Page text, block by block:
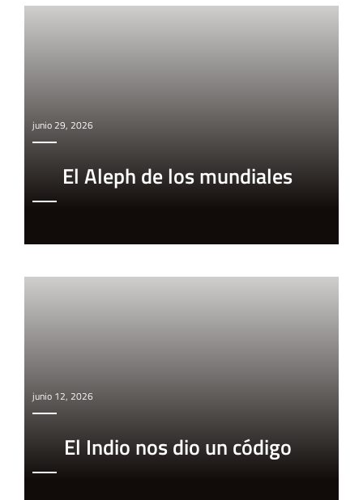
junio 29, 2026
El Aleph de los mundiales
junio 12, 2026
El Indio nos dio un código